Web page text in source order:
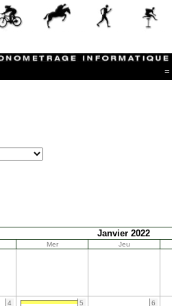
=
Janvier 2022
Mer Jeu
4 5 6